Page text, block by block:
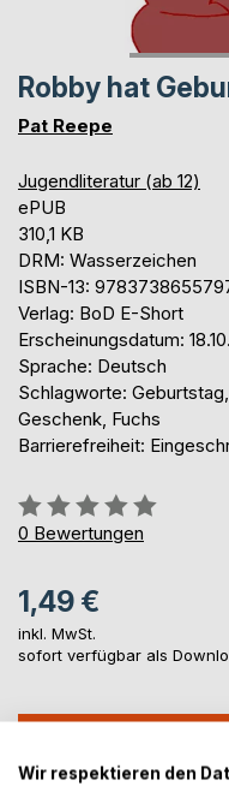
Robby hat
Pat Reepe
Jugendliteratur (ab 12)
ePUB
310,1 KB
DRM: Wasserzeichen
ISBN-13:
Verlag: BoD E-Short
Erscheinungsdatum:
Sprache: Deutsch
Schlagworte:
Geschenk, Fuchs
Barrierefreiheit:
Bewertung::
0%
0 Bewertungen
1,49 €
inkl. MwSt.
sofort verfügbar als
Wir respektieren den